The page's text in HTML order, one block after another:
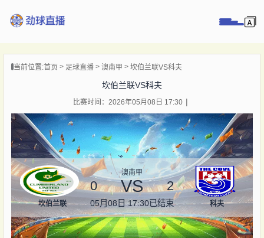
播
闻
当前位置:首页 足球直播 澳南甲 坎伯兰联VS科夫
坎伯兰联VS科夫
比赛时间：2026年05月08日 17:30
坎伯兰联
澳南甲
0 VS 2
05月08日 17:30已结束 科夫